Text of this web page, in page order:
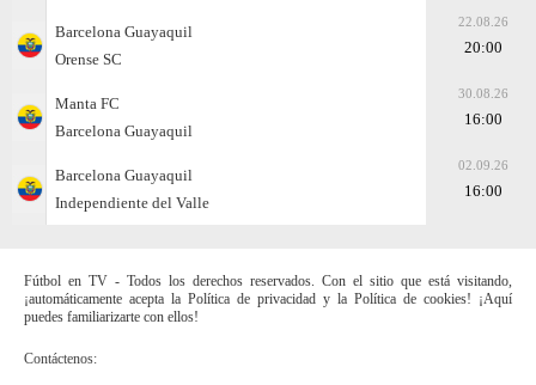
Barcelona Guayaquil
Orense SC
22.08.26
20:00
Manta FC
Barcelona Guayaquil
30.08.26
16:00
Barcelona Guayaquil
Independiente del Valle
02.09.26
16:00
Fútbol en TV - Todos los derechos reservados. Con el sitio que está visitando,
¡automáticamente acepta la Política de privacidad y la Política de cookies! ¡Aquí
puedes familiarizarte con ellos!
Contáctenos: